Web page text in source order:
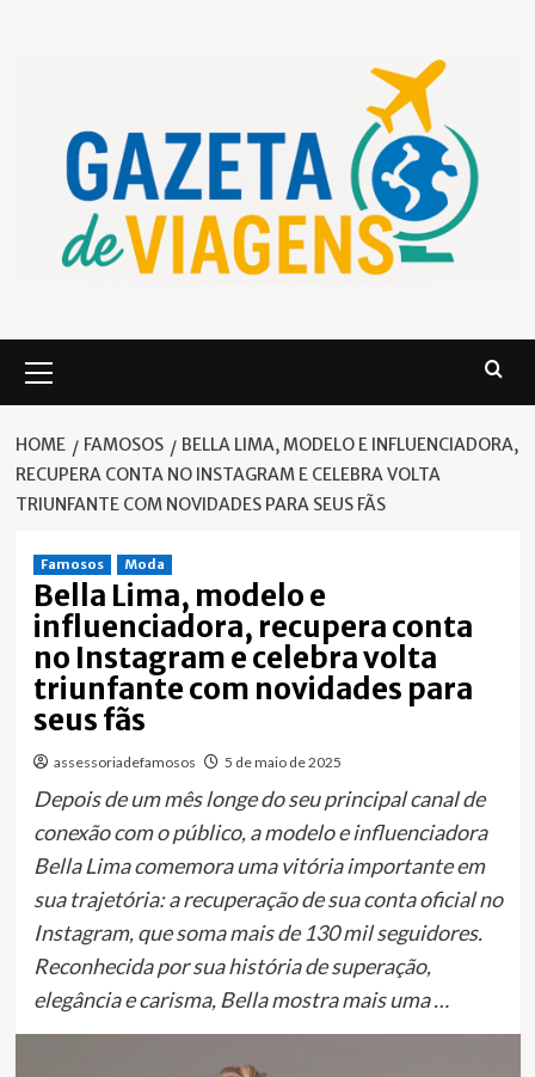
Menu
HOME FAMOSOS
BELLA LIMA, MODELO E INFLUENCIADORA,
RECUPERA CONTA NO INSTAGRAM E CELEBRA VOLTA
TRIUNFANTE COM NOVIDADES PARA SEUS FÃS
Famosos Moda
Bella Lima, modelo e
influenciadora, recupera conta
no Instagram e celebra volta
triunfante com novidades para
seus fãs
assessoriadefamosos 5 de maio de 2025
Depois de um mês longe do seu principal canal de
conexão com o público, a modelo e influenciadora
Bella Lima comemora uma vitória importante em
sua trajetória: a recuperação de sua conta oficial no
Instagram, que soma mais de 130 mil seguidores.
Reconhecida por sua história de superação,
elegância e carisma, Bella mostra mais uma …